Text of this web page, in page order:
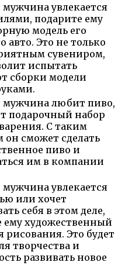
увлекается
подарите ему
модель его
авто. Это не только
сувениром,
испытать
сборки модели
мужчина любит пиво,
подарочный набор
С таким
он сможет сделать
пиво и
им в компании
увлекается
или хочет
себя в этом деле,
ему художественный
рисования. Это будет
творчества и
развивать новое